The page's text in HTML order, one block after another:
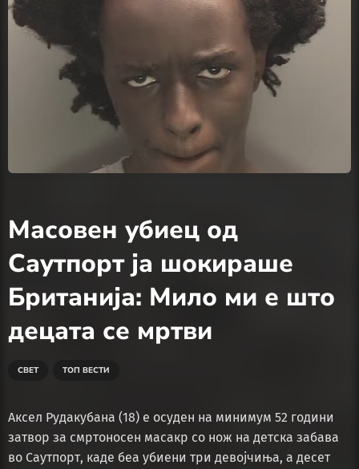
Масовен убиец од
Саутпорт ја шокираше
Британија: Мило ми е што
децата се мртви
СВЕТ ТОП ВЕСТИ
Аксел Рудакубана (18) е осуден на минимум 52 години
затвор за смртоносен масакр со нож на детска забава
во Саутпорт, каде беа убиени три девојчиња, а десет